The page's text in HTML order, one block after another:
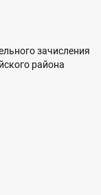
зачисления
района